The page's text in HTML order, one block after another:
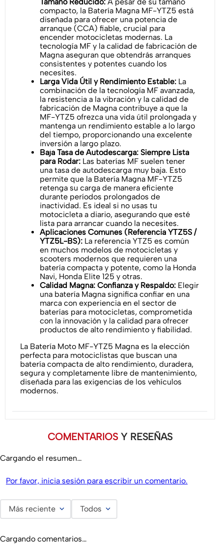
compacto, la Batería Magna MF-YTZ5 está
diseñada para ofrecer una potencia de
arranque (CCA) fiable, crucial para
encender motocicletas modernas. La
tecnología MF y la calidad de fabricación de
Magna aseguran que obtendrás arranques
consistentes y potentes cuando los
necesites.
Larga Vida Útil y Rendimiento Estable: La
combinación de la tecnología MF avanzada,
la resistencia a la vibración y la calidad de
fabricación de Magna contribuye a que la
MF-YTZ5 ofrezca una vida útil prolongada y
mantenga un rendimiento estable a lo largo
del tiempo, proporcionando una excelente
inversión a largo plazo.
Baja Tasa de Autodescarga: Siempre Lista
para Rodar: Las baterías MF suelen tener
una tasa de autodescarga muy baja. Esto
permite que la Batería Magna MF-YTZ5
retenga su carga de manera eficiente
durante períodos prolongados de
inactividad. Es ideal si no usas tu
motocicleta a diario, asegurando que esté
lista para arrancar cuando la necesites.
Aplicaciones Comunes (Referencia YTZ5S /
YTZ5L-BS): La referencia YTZ5 es común
en muchos modelos de motocicletas y
scooters modernos que requieren una
batería compacta y potente, como la Honda
Navi, Honda Elite 125 y otras.
Calidad Magna: Confianza y Respaldo: Elegir
una batería Magna significa confiar en una
marca con experiencia en el sector de
baterías para motocicletas, comprometida
con la innovación y la calidad para ofrecer
productos de alto rendimiento y fiabilidad.
La Batería Moto MF-YTZ5 Magna es la elección
perfecta para motociclistas que buscan una
batería compacta de alto rendimiento, duradera,
segura y completamente libre de mantenimiento,
diseñada para las exigencias de los vehículos
modernos.
COMENTARIOS Y RESEÑAS
Cargando el resumen…
Por favor, inicia sesión para escribir un comentario.
Más reciente Todos
Cargando comentarios…